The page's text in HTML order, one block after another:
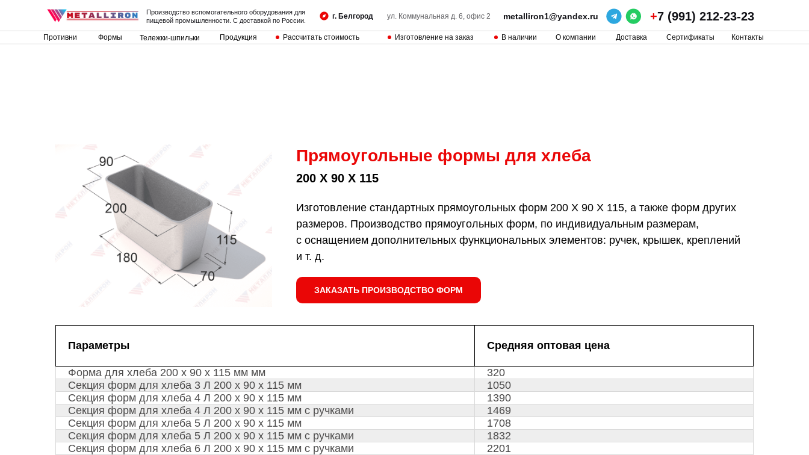
ул. Коммунальная д. 6, офис 2 +7 (991) 212-23-23
metalliron1@yandex.ru
Противни Формы Продукция Рассчитать стоимость Изготовление на заказ Доставка Сертификаты Контакты
г. Белгород
О компании
Тележки-шпильки В наличии
Производство вспомогательного оборудования для
пищевой промышленности. С доставкой по России.
Прямоугольные формы для хлеба
200 Х 90 Х 115
Изготовление стандартных прямоугольных форм 200 Х 90 Х 115, а также форм других
размеров. Производство прямоугольных форм, по индивидуальным размерам,
с оснащением дополнительных функциональных элементов: ручек, крышек, креплений
и т. д.
ЗАКАЗАТЬ ПРОИЗВОДСТВО ФОРМ
Параметры Средняя оптовая цена
Форма для хлеба 200 х 90 х 115 мм мм
320
Секция форм для хлеба 3 Л 200 х 90 х 115 мм
1050
Секция форм для хлеба 4 Л 200 х 90 х 115 мм
1390
Секция форм для хлеба 4 Л 200 х 90 х 115 мм с ручками
1469
Секция форм для хлеба 5 Л 200 х 90 х 115 мм
1708
Секция форм для хлеба 5 Л 200 х 90 х 115 мм с ручками
1832
Секция форм для хлеба 6 Л 200 х 90 х 115 мм с ручками
2201